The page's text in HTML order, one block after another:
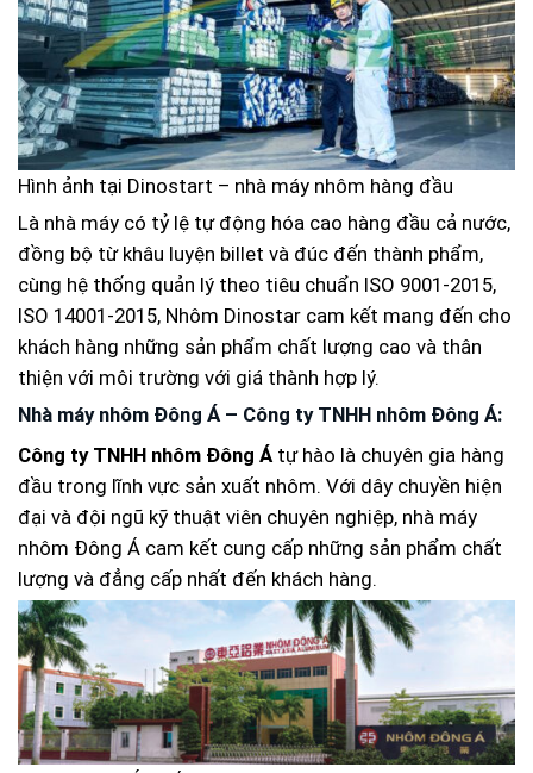
Hình ảnh tại Dinostart – nhà máy nhôm hàng đầu
Là nhà máy có tỷ lệ tự động hóa cao hàng đầu cả nước,
đồng bộ từ khâu luyện billet và đúc đến thành phẩm,
cùng hệ thống quản lý theo tiêu chuẩn ISO 9001-2015,
ISO 14001-2015, Nhôm Dinostar cam kết mang đến cho
khách hàng những sản phẩm chất lượng cao và thân
thiện với môi trường với giá thành hợp lý.
Nhà máy nhôm Đông Á – Công ty TNHH nhôm Đông Á:
Công ty TNHH nhôm Đông Á tự hào là chuyên gia hàng
đầu trong lĩnh vực sản xuất nhôm. Với dây chuyền hiện
đại và đội ngũ kỹ thuật viên chuyên nghiệp, nhà máy
nhôm Đông Á cam kết cung cấp những sản phẩm chất
lượng và đẳng cấp nhất đến khách hàng.